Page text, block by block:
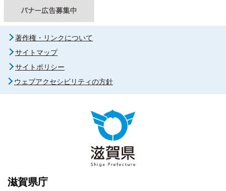
著作権・リンクについて
サイトマップ
サイトポリシー
ウェブアクセシビリティの方針
滋賀県庁